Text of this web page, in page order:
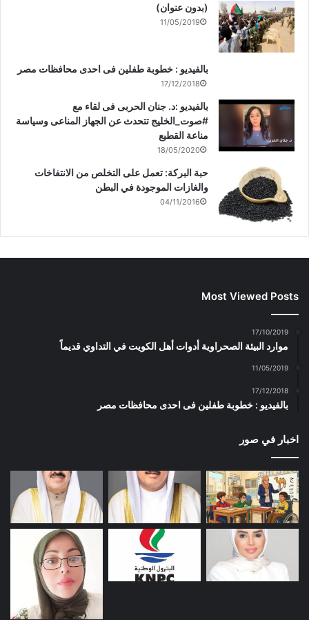
(بدون عنوان)
11/05/2019
بالفيديو : خطوبة طفلين فى احدى محافظات مصر
17/12/2018
بالفيديو :د. جنان الحربى فى لقاء مع
#صوت_الخليج تتحدث عن الجهاز المناعى وسياسة
مناعة القطيع
18/05/2020
حبة البركة: تعمل على التخلص من الانتفاخات
والغازات الموجودة في البطن
04/11/2016
Most Viewed Posts
17/10/2019
موارد البيئة الصحراوية أدوات أهل الكويت في التداوي قديماً
11/05/2019
17/12/2018
بالفيديو : خطوبة طفلين فى احدى محافظات مصر
اخبار في صور